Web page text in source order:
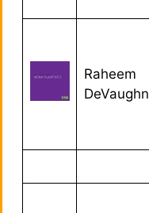
Raheem
DeVaughn